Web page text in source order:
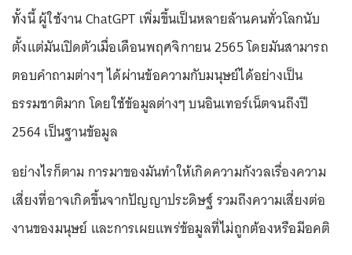
ทั้งนี้ ผู้ใช้งาน ChatGPT เพิ่มขึ้นเป็นหลายล้านคนทั่วโลกนับ
ตั้งแต่มันเปิดตัวเมื่อเดือนพฤศจิกายน 2565 โดยมันสามารถ
ตอบคำถามต่างๆ ได้ผ่านข้อความกับมนุษย์ได้อย่างเป็น
ธรรมชาติมาก โดยใช้ข้อมูลต่างๆ บนอินเทอร์เน็ตจนถึงปี
2564 เป็นฐานข้อมูล
อย่างไรก็ตาม การมาของมันทำให้เกิดความกังวลเรื่องความ
เสี่ยงที่อาจเกิดขึ้นจากปัญญาประดิษฐ์ รวมถึงความเสี่ยงต่อ
งานของมนุษย์ และการเผยแพร่ข้อมูลที่ไม่ถูกต้องหรือมีอคติ